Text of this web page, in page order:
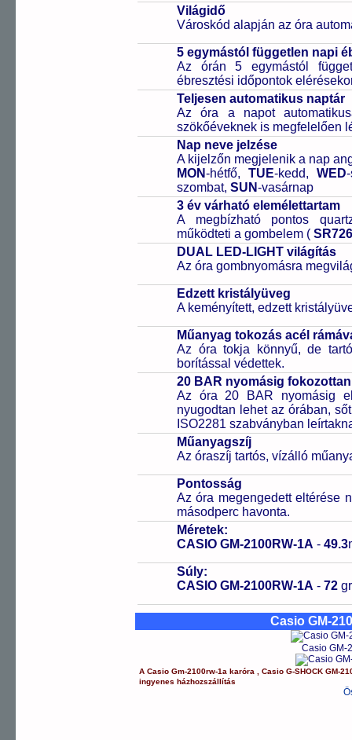
Világidő
Városkód alapján az óra
5 egymástól független napi
Az órán 5 egymástól
ébresztési időpontok
Teljesen automatikus naptár
Az óra a napot
szökőéveknek is megfelelően
Nap neve jelzése
A kijelzőn megjelenik a nap
MON-hétfő, TUE-kedd, WED
szombat, SUN-vasárnap
3 év várható elemélettartam
A megbízható pontos
működteti a gombelem (
DUAL LED-LIGHT világítás
Az óra gombnyomásra
Edzett kristályüveg
A keményített, edzett
Műanyag tokozás acél
Az óra tokja könnyű, de
borítással védettek.
20 BAR nyomásig
Az óra 20 BAR nyomásig
nyugodtan lehet az órában,
ISO2281 szabványban
Műanyagszíj
Az óraszíj tartós, vízálló
Pontosság
Az óra megengedett eltérése
másodperc havonta.
Méretek:
CASIO GM-2100RW-1A - 49.3
Súly:
CASIO GM-2100RW-1A - 72
Casio GM-
Casio GM-
ACasio Gm-2100rw-1a karóra ,Casio G-SHOCK GM-
ingyenes házhozszállítás